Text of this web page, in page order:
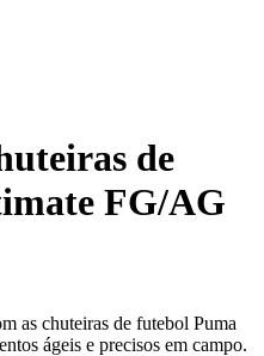
de
FG/AG
as chuteiras de futebol Puma
ágeis e precisos em campo.